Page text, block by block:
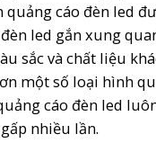
quảng cáo đèn led
led gắn xung
sắc và chất liệu
một số loại hình
cáo đèn led
nhiều lần.